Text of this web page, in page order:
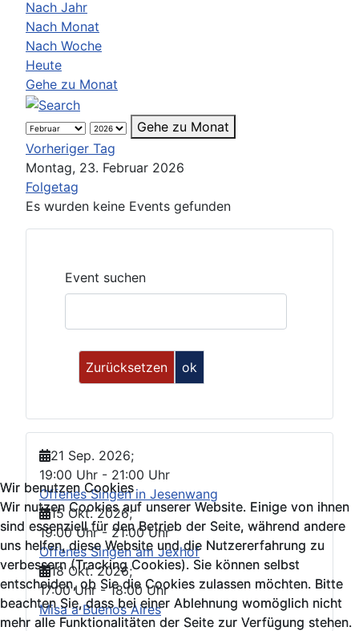
Nach Jahr
Nach Monat
Nach Woche
Heute
Gehe zu Monat
Gehe zu Monat
Vorheriger Tag
Montag, 23. Februar 2026
Folgetag
Es wurden keine Events gefunden
Event suchen
Wir benutzen Cookies
Wir nutzen Cookies auf unserer Website. Einige von ihnen
sind essenziell für den Betrieb der Seite, während andere
uns helfen, diese Website und die Nutzererfahrung zu
verbessern (Tracking Cookies). Sie können selbst
entscheiden, ob Sie die Cookies zulassen möchten. Bitte
beachten Sie, dass bei einer Ablehnung womöglich nicht
mehr alle Funktionalitäten der Seite zur Verfügung stehen.
21 Sep. 2026;
19:00 Uhr - 21:00 Uhr
Offenes Singen in Jesenwang
15 Okt. 2026;
19:00 Uhr- 21:00 Uhr
Offenes Singen am Jexhof
18 Okt. 2026;
17:00 Uhr -18:00 Uhr
Misa a Buenos Aires
Wir benutzen Cookies
Wir nutzen Cookies auf unserer Website. Einige von ihnen
sind essenziell für den Betrieb der Seite, während andere
uns helfen, diese Website und die Nutzererfahrung zu
verbessern (Tracking Cookies). Sie können selbst
entscheiden, ob Sie die Cookies zulassen möchten. Bitte
beachten Sie, dass bei einer Ablehnung womöglich nicht
mehr alle Funktionalitäten der Seite zur Verfügung stehen.